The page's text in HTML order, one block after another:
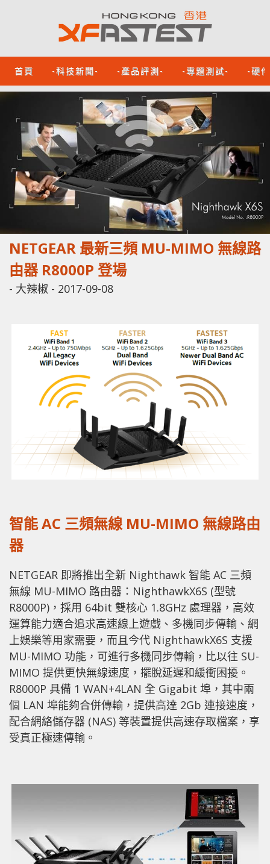
首頁 -科技新聞- -產品評測- -專題測試- -硬
NETGEAR 最新三頻 MU-MIMO 無線路
由器 R8000P 登場
- 大辣椒 - 2017-09-08
智能 AC 三頻無線 MU-MIMO 無線路由
器
NETGEAR 即將推出全新 Nighthawk 智能 AC 三頻
無線 MU-MIMO 路由器：NighthawkX6S (型號
R8000P)，採用 64bit 雙核心 1.8GHz 處理器，高效
運算能力適合追求高速線上遊戲、多機同步傳輸、網
上娛樂等用家需要，而且今代 NighthawkX6S 支援
MU-MIMO 功能，可進行多機同步傳輸，比以往 SU-
MIMO 提供更快無線速度，擺脫延遲和緩衝困擾。
R8000P 具備 1 WAN+4LAN 全 Gigabit 埠，其中兩
個 LAN 埠能夠合併傳輸，提供高達 2Gb 連接速度，
配合網絡儲存器 (NAS) 等裝置提供高速存取檔案，享
受真正極速傳輸。